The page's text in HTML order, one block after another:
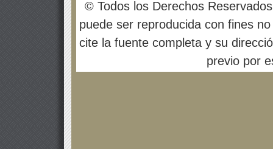
© Todos los Derechos
puede ser reproducida con fines
cite la fuente completa y su
previo por